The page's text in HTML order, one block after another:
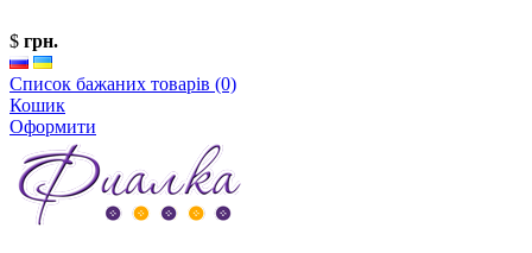
$ грн.
Список бажаних товарів (0)
Кошик
Оформити